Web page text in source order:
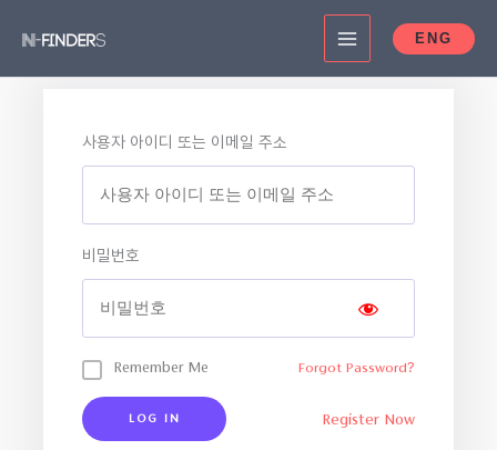
츠
ENG
사용자 아이디 또는 이메일 주소
비밀번호
Remember Me Forgot Password?
LOG IN Register Now